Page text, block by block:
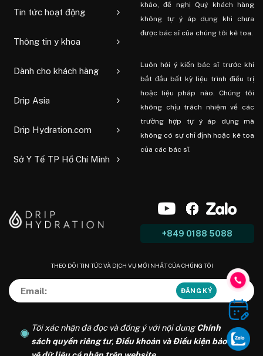
Tin tức hoạt động
Thông tin y khoa
Dành cho khách hàng
Drip Asia
Drip Hydration.com
Sở Y Tế TP Hồ Chí Minh
khảo, đề nghị Quý khách hàng
không tự ý áp dụng khi chưa
được bác sĩ của chúng tôi kê toa.
Luôn hỏi ý kiến ​​bác sĩ trước khi
bắt đầu bất kỳ liệu trình điều trị
hoặc liệu pháp nào. Chúng tôi
không chịu trách nhiệm về các
trường hợp tự ý áp dụng mà
không có sự chỉ định hoặc kê toa
của các bác sĩ.
+849 0188 5088
THEO DÕI TIN TỨC VÀ DỊCH VỤ MỚI NHẤT CỦA CHÚNG TÔI
Tôi xác nhận đã đọc và đồng ý với nội dungChính
sách quyền riêng tư, Điều khoản và Điều kiện bảo